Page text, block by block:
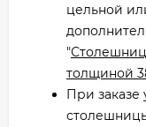
цельной
"
толщиной
При заказе